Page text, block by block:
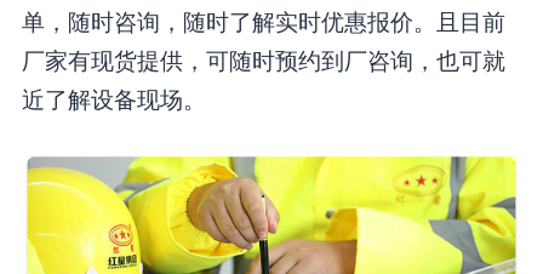
单，随时咨询，随时了解实时优惠报价。且目前
厂家有现货提供，可随时预约到厂咨询，也可就
近了解设备现场。